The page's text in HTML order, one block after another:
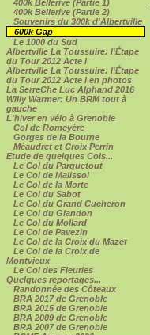
400k Bellerive (Partie 1)
400k Bellerive (Partie 2)
Souvenirs du 300k d'Albertville
600k Gap
Le 1000 du Sud
Albertville La Toussuire: l'Étape
du Tour 2012 Acte I
Albertville La Toussuire: l'Étape
du Tour 2012 Acte I en photos
La SerreChe Luc Alphand 2016
Willy Warmer: Un BRM tout à
gauche
L'hiver en vélo à Grenoble
Col de Romeyère
Gorges de la Bourne
Méaudret et Croix Perrin
Etude de quelques Cols...
Le Col du Parquetout
Le Col de Malissol
Le Col de la Morte
Le Col du Sabot
Le Col du Grand Cucheron
Le Col du Glandon
Le Col du Mollard
Le Col de Pavezin
Le Col de la Croix du Mazet
Le Col de la Croix de
Montvieux
Le Col des Fleuries
Quelques reportages...
Randonnée des Côteaux
BRA 2017 de Grenoble
BRA 2015 de Grenoble
BRA 2009 de Grenoble
BRA 2007 de Grenoble